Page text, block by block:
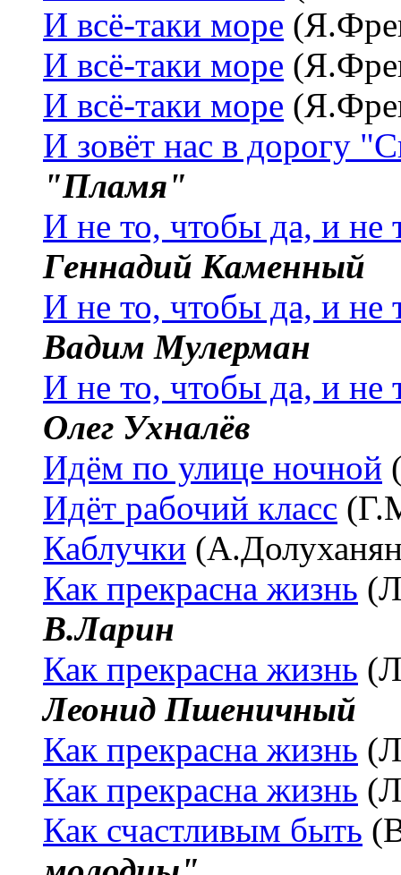
И всё-таки море
И всё-таки море
И всё-таки море
И зовёт нас в дорогу
"Пламя"
И не то, чтобы да, и не
Геннадий Каменный
И не то, чтобы да, и не
Вадим Мулерман
И не то, чтобы да, и не
Олег Ухналёв
Идём по улице ночной
Идёт рабочий класс
Каблучки
Как прекрасна жизнь
В.Ларин
Как прекрасна жизнь
Леонид Пшеничный
Как прекрасна жизнь
Как прекрасна жизнь
Как счастливым быть